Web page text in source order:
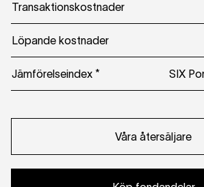
Transaktionskostnader
Löpande kostnader
Jämförelseindex * SIX
Våra återsäljare